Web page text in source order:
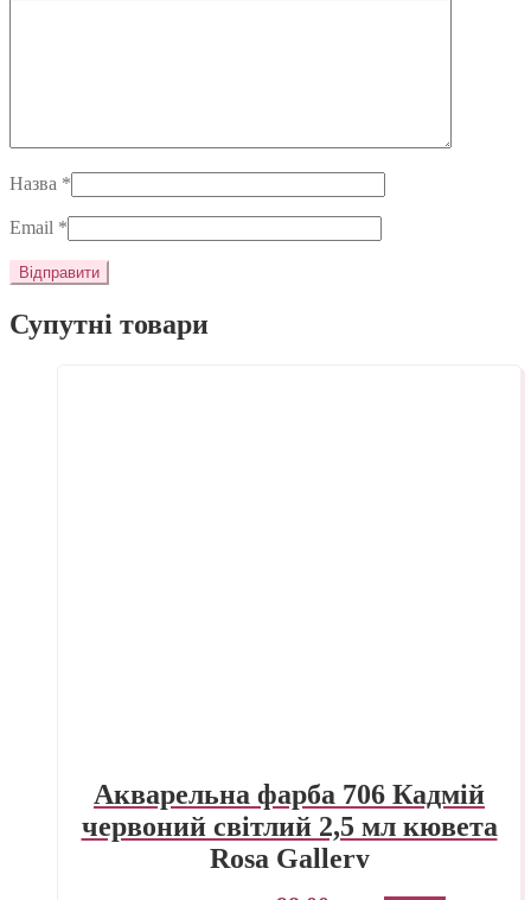
Назва *
Email *
Супутні товари
Акварельна фарба 706 Кадмій
червоний світлий 2,5 мл кювета
Rosa Gallery